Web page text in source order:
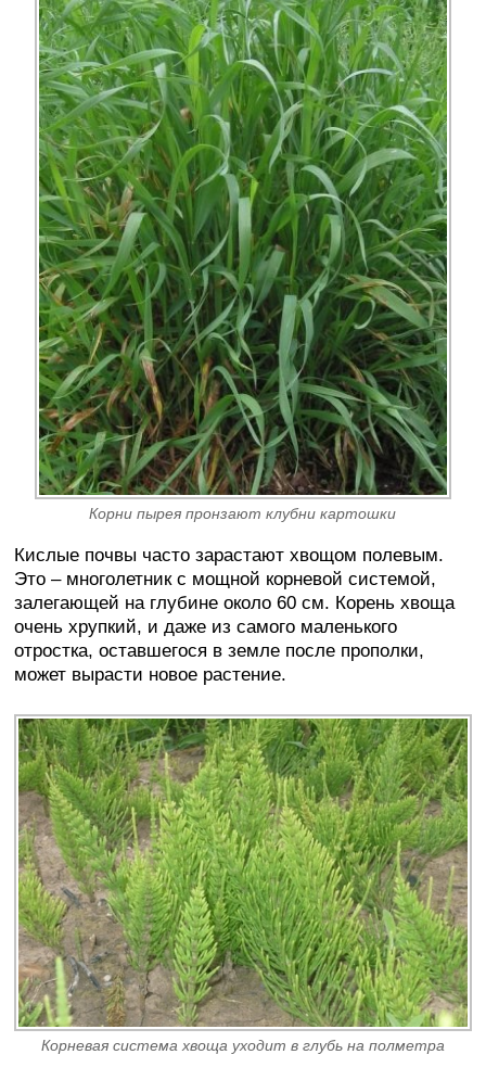
Корни пырея пронзают клубни картошки
Кислые почвы часто зарастают хвощом полевым.
Это – многолетник с мощной корневой системой,
залегающей на глубине около 60 см. Корень хвоща
очень хрупкий, и даже из самого маленького
отростка, оставшегося в земле после прополки,
может вырасти новое растение.
Корневая система хвоща уходит в глубь на полметра